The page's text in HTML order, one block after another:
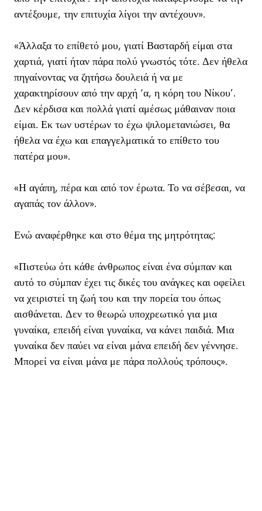
αντέξουμε, την επιτυχία λίγοι την αντέχουν».
«Άλλαξα το επίθετό μου, γιατί Βασταρδή είμαι στα
χαρτιά, γιατί ήταν πάρα πολύ γνωστός τότε. Δεν ήθελα
πηγαίνοντας να ζητήσω δουλειά ή να με
χαρακτηρίσουν από την αρχή ‘α, η κόρη του Νίκου’.
Δεν κέρδισα και πολλά γιατί αμέσως μάθαιναν ποια
είμαι. Εκ των υστέρων το έχω ψιλομετανιώσει, θα
ήθελα να έχω και επαγγελματικά το επίθετο του
πατέρα μου».
«Η αγάπη, πέρα και από τον έρωτα. Το να σέβεσαι, να
αγαπάς τον άλλον».
Ενώ αναφέρθηκε και στο θέμα της μητρότητας:
«Πιστεύω ότι κάθε άνθρωπος είναι ένα σύμπαν και
αυτό το σύμπαν έχει τις δικές του ανάγκες και οφείλει
να χειριστεί τη ζωή του και την πορεία του όπως
αισθάνεται. Δεν το θεωρώ υποχρεωτικό για μια
γυναίκα, επειδή είναι γυναίκα, να κάνει παιδιά. Μια
γυναίκα δεν παύει να είναι μάνα επειδή δεν γέννησε.
Μπορεί να είναι μάνα με πάρα πολλούς τρόπους».